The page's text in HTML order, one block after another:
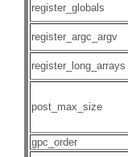
register_globals
register_argc_argv
register_long_arrays
post_max_size
gpc_order